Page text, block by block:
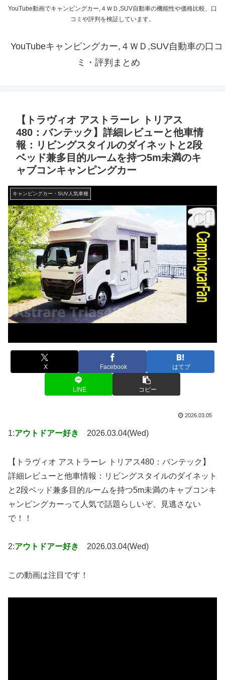
YouTube動画でキャンピングカー,４ＷＤ,SUV自動車の機能性や価格比較、口
コミや評判を検証しています。
YouTubeキャンピングカー,４ＷＤ,SUV自動車の口コ
ミ・評判まとめ
【トラヴィオ アストラーレ トリアス
480：バンテック】詳細レビューと他車情
報：リビングスタイルのダイネットと2段
ベッド兼多目的ルームを持つ5m未満のキ
ャブコンキャンピングカー
キャンピングカー・SUV人気車種
X Facebook はてブ
LINE コピー
2026.03.05
1:アウトドアー好き 2026.03.04(Wed)
【トラヴィオ アストラーレ トリアス480：バンテック】
詳細レビューと他車情報：リビングスタイルのダイネット
と2段ベッド兼多目的ルームを持つ5m未満のキャブコンキ
ャンピングカーって人気で話題らしいぞ、見逃さない
で！！
2:アウトドアー好き 2026.03.04(Wed)
この動画は注目です！